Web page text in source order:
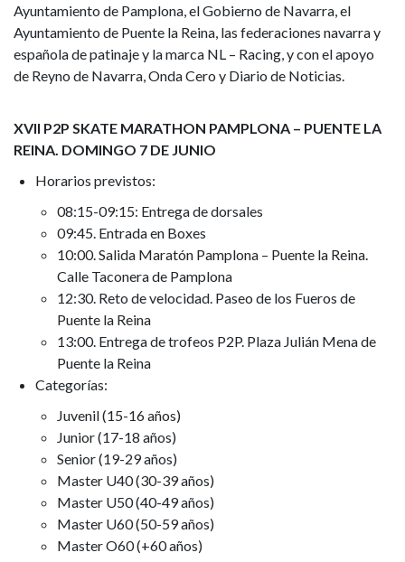
Ayuntamiento de Pamplona, el Gobierno de Navarra, el
Ayuntamiento de Puente la Reina, las federaciones navarra y
española de patinaje y la marca NL – Racing, y con el apoyo
de Reyno de Navarra, Onda Cero y Diario de Noticias.
XVII P2P SKATE MARATHON PAMPLONA – PUENTE LA
REINA. DOMINGO 7 DE JUNIO
Horarios previstos:
08:15-09:15: Entrega de dorsales
09:45. Entrada en Boxes
10:00. Salida Maratón Pamplona – Puente la Reina.
Calle Taconera de Pamplona
12:30. Reto de velocidad. Paseo de los Fueros de
Puente la Reina
13:00. Entrega de trofeos P2P. Plaza Julián Mena de
Puente la Reina
Categorías:
Juvenil (15-16 años)
Junior (17-18 años)
Senior (19-29 años)
Master U40 (30-39 años)
Master U50 (40-49 años)
Master U60 (50-59 años)
Master O60 (+60 años)